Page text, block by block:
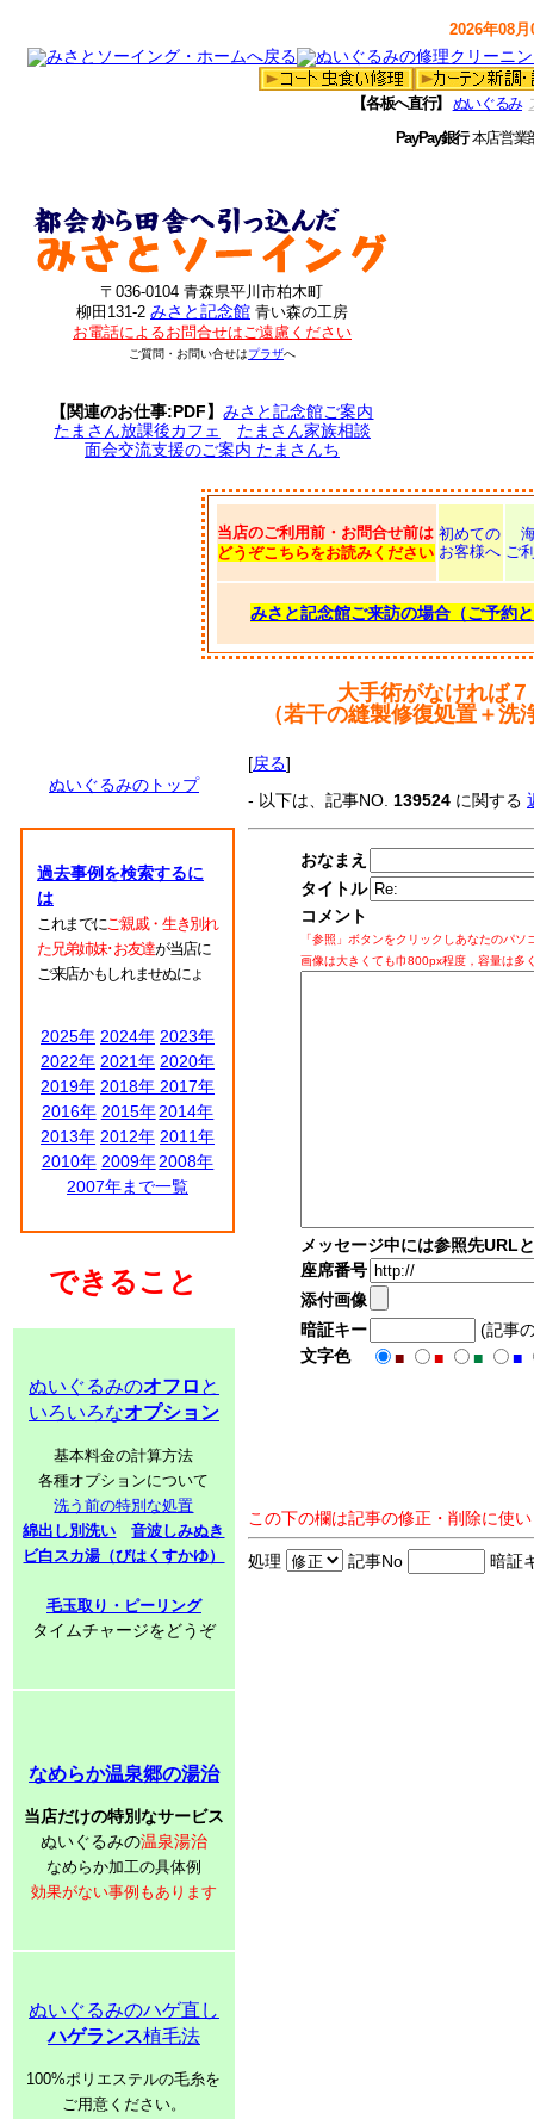
2026年08
【各板へ直行】 ぬいぐるみ
PayPay銀行本店営
〒036-0104 青森県平川市柏木町
柳田131-2 みさと記念館 青い森の工房
お電話によるお問合せはご遠慮ください
ご質問・お問い合せはプラザへ
【関連のお仕事:PDF】みさと記念館ご案内
たまさん放課後カフェ
たまさん家族相談
面会交流支援のご案内 たまさんち
当店のご利用前・お問合せ前は
どうぞこちらをお読みください
初めての
お客様へ ご
みさと記念館ご来訪の場合（ご予約
大手術がなければ
（若干の縫製修復処置＋
ぬいぐるみのトップ
過去事例を検索するに
は
これまでにご親戚・生き別れ
た兄弟姉妹･お友達が当店に
ご来店かもしれませぬにょ
2025年 2024年 2023年
2022年 2021年 2020年
2019年 2018年 2017年
2016年 2015年 2014年
2013年 2012年 2011年
2010年 2009年 2008年
2007年まで一覧
できること
ぬいぐるみのオフロ と
いろいろなオプション
基本料金の計算方法
各種オプションについて
洗う前の特別な処置
綿出し別洗い
音波しみぬき
ビ白スカ湯（びはくすかゆ）
毛玉取り・ピーリング
タイムチャージをどうぞ
なめらか温泉郷の湯治
当店だけの特別なサービス
ぬいぐるみの温泉湯治
なめらか加工の具体例
効果がない事例もあります
ぬいぐるみのハゲ直し
ハゲランス植毛法
100%ポリエステルの毛糸を
ご用意ください。
[戻る]
- 以下は、記事NO. 139524 に関する
おなまえ
タイトル
コメント
「参照」ボタンをクリックしあなたのパ
画像は大きくても巾800px程度，容量は多
メッセージ中には参照先URL
座席番号
添付画像
暗証キー
(記事
文字色
■ ■ ■ ■
この下の欄は記事の修正・削除に使
処理 記事No 暗証